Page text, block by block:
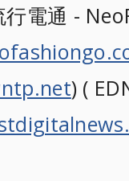
行電通 -
) (